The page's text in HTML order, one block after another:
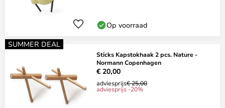
Op voorraad
SUMMER DEAL
Sticks Kapstokhaak 2 pcs. Nature -
Normann Copenhagen
€ 20,00
adviesprijs€ 25,00
adviesprijs -20%